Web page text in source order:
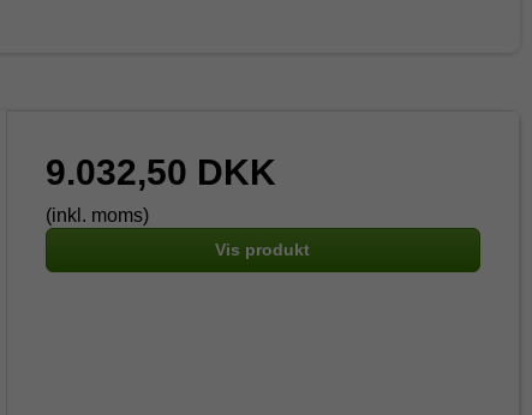
9.032,50 DKK
(inkl. moms)
Vis produkt